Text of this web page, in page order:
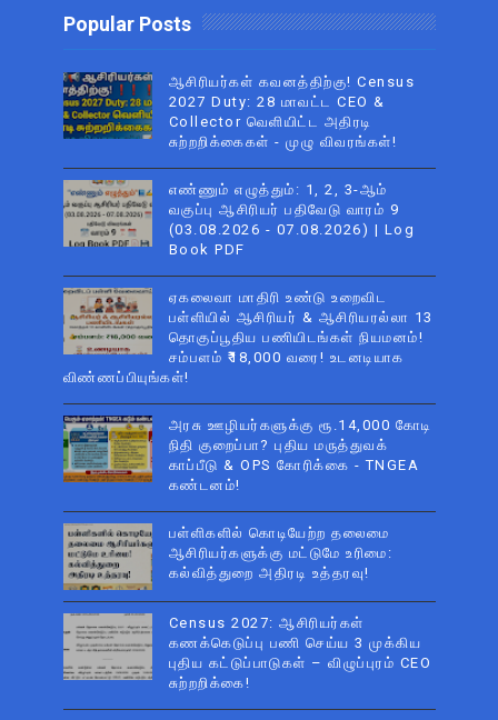
Popular Posts
ஆசிரியர்கள் கவனத்திற்கு! Census
2027 Duty: 28 மாவட்ட CEO &
Collector வெளியிட்ட அதிரடி
சுற்றறிக்கைகள் - முழு விவரங்கள்!
எண்ணும் எழுத்தும்: 1, 2, 3-ஆம்
வகுப்பு ஆசிரியர் பதிவேடு வாரம் 9
(03.08.2026 - 07.08.2026) | Log
Book PDF
ஏகலைவா மாதிரி உண்டு உறைவிட
பள்ளியில் ஆசிரியர் & ஆசிரியரல்லா 13
தொகுப்பூதிய பணியிடங்கள் நியமனம்!
சம்பளம் ₹18,000 வரை! உடனடியாக
விண்ணப்பியுங்கள்!
அரசு ஊழியர்களுக்கு ரூ.14,000 கோடி
நிதி குறைப்பா? புதிய மருத்துவக்
காப்பீடு & OPS கோரிக்கை - TNGEA
கண்டனம்!
பள்ளிகளில் கொடியேற்ற தலைமை
ஆசிரியர்களுக்கு மட்டுமே உரிமை:
கல்வித்துறை அதிரடி உத்தரவு!
Census 2027: ஆசிரியர்கள்
கணக்கெடுப்பு பணி செய்ய 3 முக்கிய
புதிய கட்டுப்பாடுகள் – விழுப்புரம் CEO
சுற்றறிக்கை!